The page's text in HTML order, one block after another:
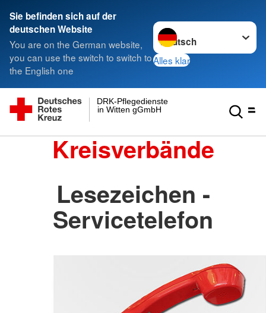
Sie befinden sich auf der
deutschen Website
You are on the German website,
you can use the switch to switch to
the English one
Sprache wechseln zu
Alles klar
in Witten gGmbH
DRK-Pflegedienste
Kreisverbände
Lesezeichen -
Servicetelefon